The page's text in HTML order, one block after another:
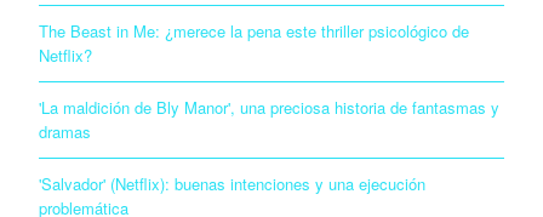
The Beast in Me: ¿merece la pena este thriller psicológico de
Netflix?
'La maldición de Bly Manor', una preciosa historia de fantasmas y
dramas
'Salvador' (Netflix): buenas intenciones y una ejecución
problemática